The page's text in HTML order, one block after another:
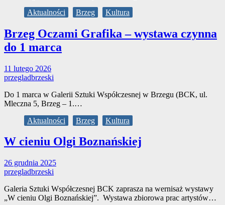
Aktualności
Brzeg Kultura
Brzeg Oczami Grafika – wystawa czynna
do 1 marca
11 lutego 2026
przegladbrzeski
Do 1 marca w Galerii Sztuki Współczesnej w Brzegu (BCK, ul.
Mleczna 5, Brzeg – 1.…
Aktualności
Brzeg Kultura
W cieniu Olgi Boznańskiej
26 grudnia 2025
przegladbrzeski
Galeria Sztuki Współczesnej BCK zaprasza na wernisaż wystawy
„W cieniu Olgi Boznańskiej”. Wystawa zbiorowa prac artystów…